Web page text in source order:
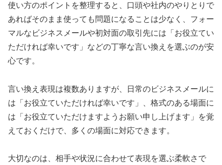
使い方のポイントを整理すると、口頭や社内のやりとりで
あればそのまま使っても問題になることは少なく、フォー
マルなビジネスメールや初対面の取引先には「お役立てい
ただければ幸いです」などの丁寧な言い換えを選ぶのが安
心です。
言い換え表現は複数ありますが、日常のビジネスメールに
は「お役立ていただければ幸いです」、格式のある場面に
は「お役立ていただけますようお願い申し上げます」を覚
えておくだけで、多くの場面に対応できます。
大切なのは、相手や状況に合わせて表現を選ぶ柔軟さで